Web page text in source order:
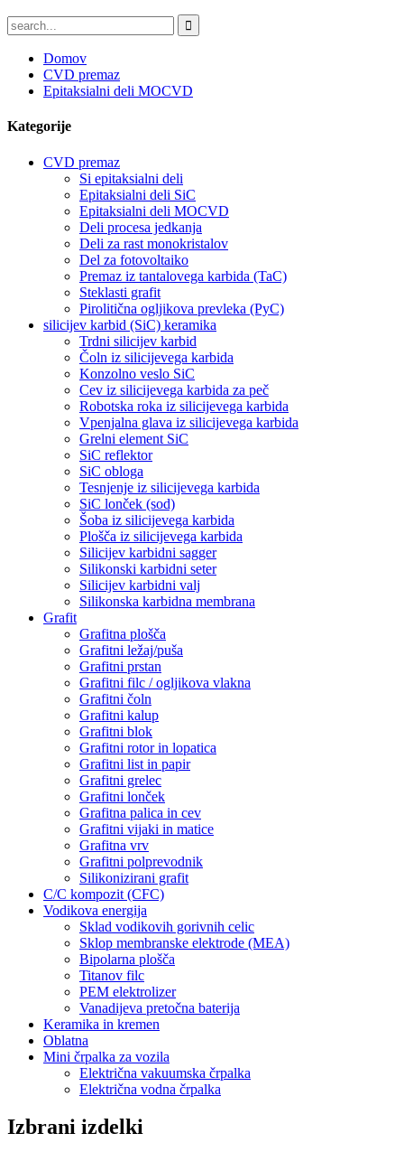
Domov
CVD premaz
Epitaksialni deli MOCVD
Kategorije
CVD premaz
Si epitaksialni deli
Epitaksialni deli SiC
Epitaksialni deli MOCVD
Deli procesa jedkanja
Deli za rast monokristalov
Del za fotovoltaiko
Premaz iz tantalovega karbida (TaC)
Steklasti grafit
Pirolitična ogljikova prevleka (PyC)
silicijev karbid (SiC) keramika
Trdni silicijev karbid
Čoln iz silicijevega karbida
Konzolno veslo SiC
Cev iz silicijevega karbida za peč
Robotska roka iz silicijevega karbida
Vpenjalna glava iz silicijevega karbida
Grelni element SiC
SiC reflektor
SiC obloga
Tesnjenje iz silicijevega karbida
SiC lonček (sod)
Šoba iz silicijevega karbida
Plošča iz silicijevega karbida
Silicijev karbidni sagger
Silikonski karbidni seter
Silicijev karbidni valj
Silikonska karbidna membrana
Grafit
Grafitna plošča
Grafitni ležaj/puša
Grafitni prstan
Grafitni filc / ogljikova vlakna
Grafitni čoln
Grafitni kalup
Grafitni blok
Grafitni rotor in lopatica
Grafitni list in papir
Grafitni grelec
Grafitni lonček
Grafitna palica in cev
Grafitni vijaki in matice
Grafitna vrv
Grafitni polprevodnik
Silikonizirani grafit
C/C kompozit (CFC)
Vodikova energija
Sklad vodikovih gorivnih celic
Sklop membranske elektrode (MEA)
Bipolarna plošča
Titanov filc
PEM elektrolizer
Vanadijeva pretočna baterija
Keramika in kremen
Oblatna
Mini črpalka za vozila
Električna vakuumska črpalka
Električna vodna črpalka
Izbrani izdelki